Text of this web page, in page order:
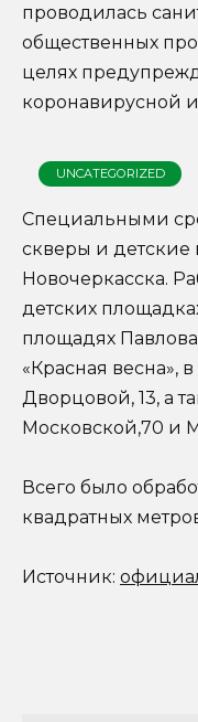
проводилась
общественных
целях
коронавирусной
UNCATEGORIZED
Специальными
скверы и
Новочеркасска.
детских
площадях
«Красная весна»,
Дворцовой, 13, а
Московской,70 и
Всего было
квадратных
Источник: